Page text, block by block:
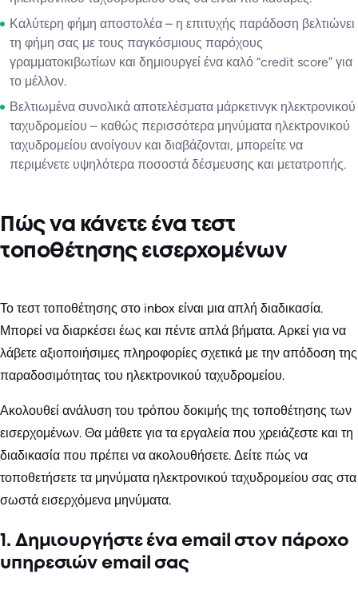
Καλύτερη φήμη αποστολέα – η επιτυχής παράδοση βελτιώνει
τη φήμη σας με τους παγκόσμιους παρόχους
γραμματοκιβωτίων και δημιουργεί ένα καλό “credit score” για
το μέλλον.
Βελτιωμένα συνολικά αποτελέσματα μάρκετινγκ ηλεκτρονικού
ταχυδρομείου – καθώς περισσότερα μηνύματα ηλεκτρονικού
ταχυδρομείου ανοίγουν και διαβάζονται, μπορείτε να
περιμένετε υψηλότερα ποσοστά δέσμευσης και μετατροπής.
Πώς να κάνετε ένα τεστ
τοποθέτησης εισερχομένων
Το τεστ τοποθέτησης στο inbox είναι μια απλή διαδικασία.
Μπορεί να διαρκέσει έως και πέντε απλά βήματα. Αρκεί για να
λάβετε αξιοποιήσιμες πληροφορίες σχετικά με την απόδοση της
παραδοσιμότητας του ηλεκτρονικού ταχυδρομείου.
Ακολουθεί ανάλυση του τρόπου δοκιμής της τοποθέτησης των
εισερχομένων. Θα μάθετε για τα εργαλεία που χρειάζεστε και τη
διαδικασία που πρέπει να ακολουθήσετε. Δείτε πώς να
τοποθετήσετε τα μηνύματα ηλεκτρονικού ταχυδρομείου σας στα
σωστά εισερχόμενα μηνύματα.
1. Δημιουργήστε ένα email στον πάροχο
υπηρεσιών email σας